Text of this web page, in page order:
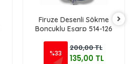
Firuze Desenli Sökme
Boncuklu Eşarp 514-126
%33
200,00 TL
135,00 TL